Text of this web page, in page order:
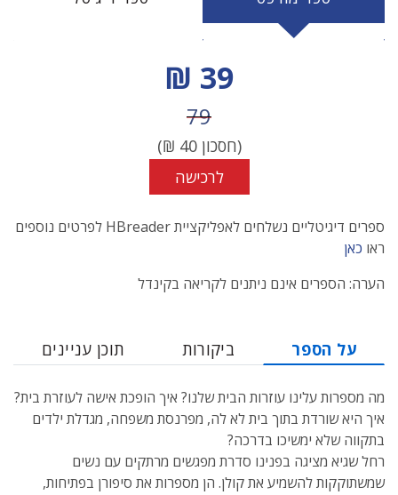
מחיר הנחה
39 ₪
מחיר לפני הנחה
79
(חסכון40
₪)
לרכישה
ספרים דיגיטליים נשלחים לאפליקציית HBreader לפרטים נוספים
ראו כאן
הערה: הספרים אינם ניתנים לקריאה בקינדל
על הספר ביקורות תוכן עניינים
מה מספרות עלינו עוזרות הבית שלנו? איך הופכת אישה לעוזרת בית?
איך היא שורדת בתוך בית לא לה, מפרנסת משפחה, מגדלת ילדים
בתקווה שלא ימשיכו בדרכה?
רחל שגיא מציגה בפנינו סדרת מפגשים מרתקים עם נשים
שמשתוקקות להשמיע את קולן. הן מספרות את סיפורן בפתיחות,